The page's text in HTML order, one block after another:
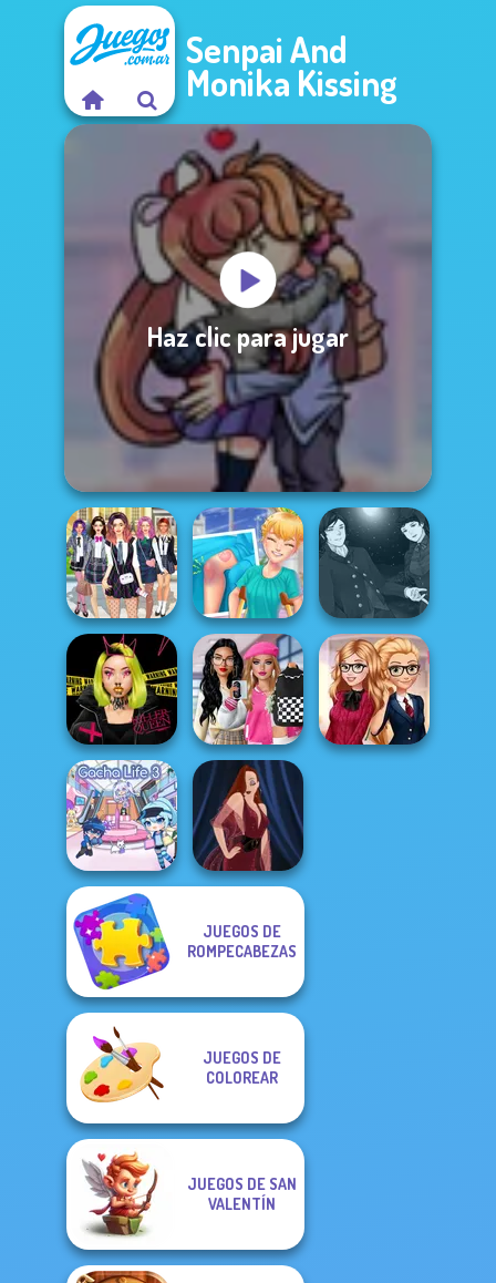
Senpai And
Monika Kissing
Haz clic para jugar
College Girls
Team Makeover
Knee Case
Simulator
Manga Creator
Vampire Hunter
P...
Urban Glam
Warriors
Bab's Back to
School Style
Cha...
Gacha Life 3
JUEGOS DE
ROMPECABEZAS
JUEGOS DE
COLOREAR
JUEGOS DE SAN
VALENTÍN